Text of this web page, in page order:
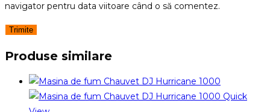
navigator pentru data viitoare când o să comentez.
Produse similare
Quick